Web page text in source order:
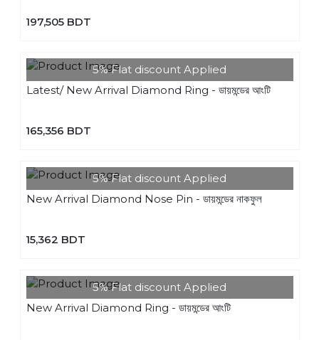
197,505 BDT
5% Flat discount Applied
Latest/ New Arrival Diamond Ring - ডায়মন্ডের আংটি
165,356 BDT
5% Flat discount Applied
New Arrival Diamond Nose Pin - ডায়মন্ডের নাকফুল
15,362 BDT
5% Flat discount Applied
New Arrival Diamond Ring - ডায়মন্ডের আংটি